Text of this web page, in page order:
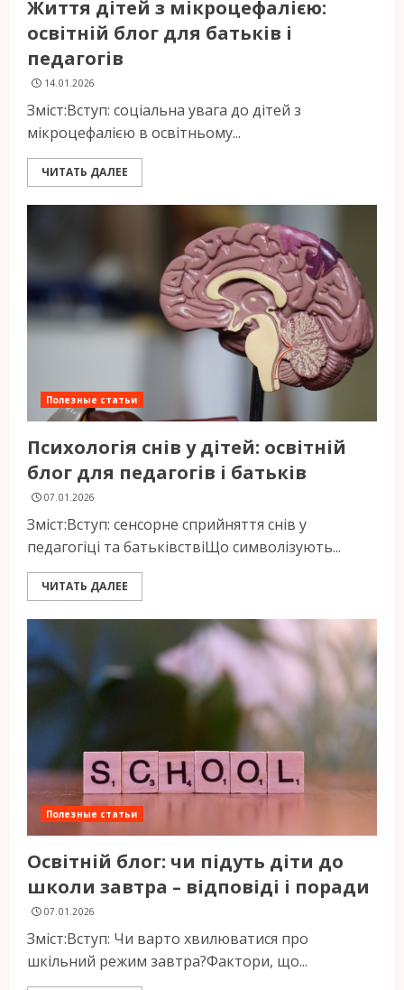
Життя дітей з мікроцефалією:
освітній блог для батьків і
педагогів
14.01.2026
Зміст:Вступ: соціальна увага до дітей з
мікроцефалією в освітньому...
ЧИТАТЬ ДАЛЕЕ
Полезные статьи
Психологія снів у дітей: освітній
блог для педагогів і батьків
07.01.2026
Зміст:Вступ: сенсорне сприйняття снів у
педагогіці та батьківствіЩо символізують...
ЧИТАТЬ ДАЛЕЕ
Полезные статьи
Освітній блог: чи підуть діти до
школи завтра – відповіді і поради
07.01.2026
Зміст:Вступ: Чи варто хвилюватися про
шкільний режим завтра?Фактори, що...